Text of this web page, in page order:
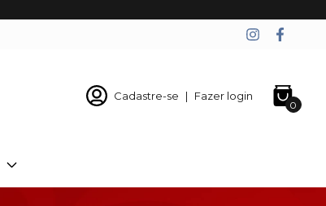
Cadastre-se | Fazer login
0